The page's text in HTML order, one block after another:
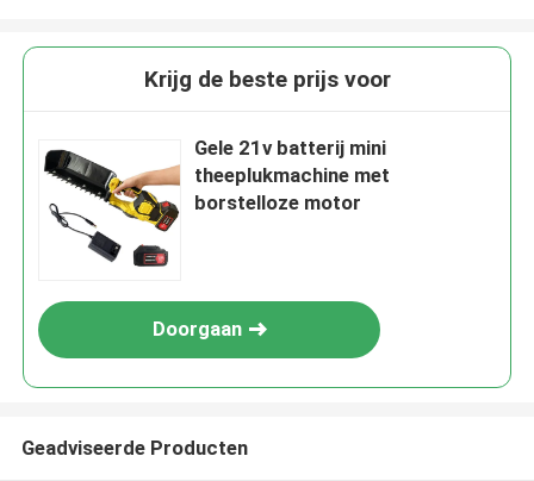
VERZENDEN
Krijg de beste prijs voor
Gele 21v batterij mini
theeplukmachine met
borstelloze motor
Doorgaan
Geadviseerde Producten